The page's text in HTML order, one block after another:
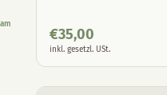
€35,00
inkl. gesetzl. USt.